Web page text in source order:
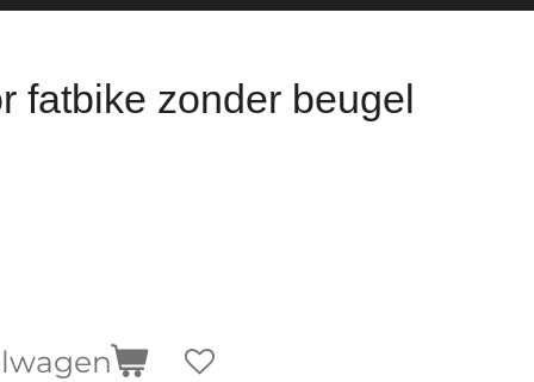
fatbike zonder beugel